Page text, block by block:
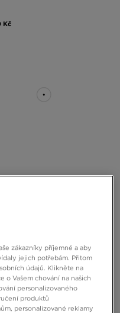
Kč
zákazníky příjemné a aby
jejich potřebám. Přitom
údajů. Klikněte na
o Vašem chování na našich
personalizovaného
produktů
personalizované reklamy